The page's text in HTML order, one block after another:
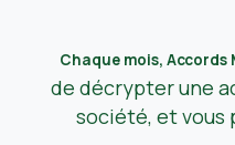
Chaque mois, Accords
de décrypter une
société, et vous